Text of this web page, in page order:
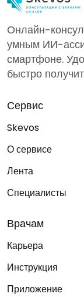
Онлайн-
умным ИИ-
смартфоне.
быстро
Сервис
Skevos
О сервисе
Лента
Специалисты
Врачам
Карьера
Инструкция
Приложение